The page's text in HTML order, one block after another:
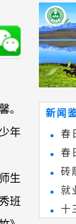
。
年
生
班
新闻
春
春花
春
境内
砖
雕刻
和建
就
十